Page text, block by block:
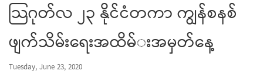
သြဂုတ်လ ၂၃ နိုင်ငံတကာ ကျွန်စနစ်
ဖျက်သိမ်းရေးအထိမ်​းအမှတ်​​နေ့
Tuesday, June 23, 2020